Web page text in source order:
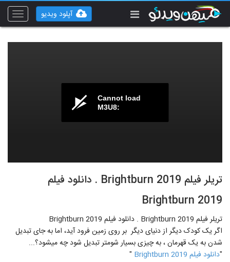
Toggle
آپلود ویدیو
Cannot load
M3U8:
تریلر فیلم Brightburn 2019 . دانلود فیلم
Brightburn 2019
تریلر فیلم Brightburn 2019 . دانلود فیلم Brightburn 2019
اگر یک کودک دیگر از دنیای دیگر بر روی زمین فرود آید، اما به جای تبدیل
شدن به یک قهرمان ، به چیزی بسیار شومتر تبدیل شود چه میشود؟...
"دانلود فیلم Brightburn 2019 "